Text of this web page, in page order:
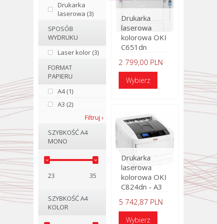
Drukarka
laserowa (3)
SPOSÓB
WYDRUKU
Laser kolor (3)
FORMAT
PAPIERU
A4 (1)
A3 (2)
Filtruj ›
SZYBKOŚĆ A4
MONO
23 35
SZYBKOŚĆ A4
KOLOR
Drukarka
laserowa
kolorowa OKI
C651dn
2 799,00 PLN
Drukarka
laserowa
kolorowa OKI
C824dn - A3
5 742,87 PLN